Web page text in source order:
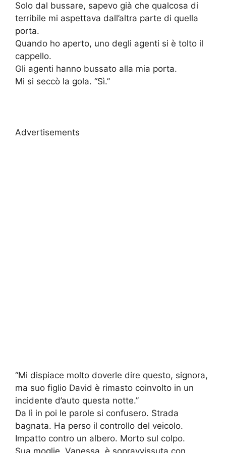
Solo dal bussare, sapevo già che qualcosa di
terribile mi aspettava dall’altra parte di quella
porta.
Quando ho aperto, uno degli agenti si è tolto il
cappello.
Gli agenti hanno bussato alla mia porta.
Mi si seccò la gola. “Sì.”
Advertisements
“Mi dispiace molto doverle dire questo, signora,
ma suo figlio David è rimasto coinvolto in un
incidente d’auto questa notte.”
Da lì in poi le parole si confusero. Strada
bagnata. Ha perso il controllo del veicolo.
Impatto contro un albero. Morto sul colpo.